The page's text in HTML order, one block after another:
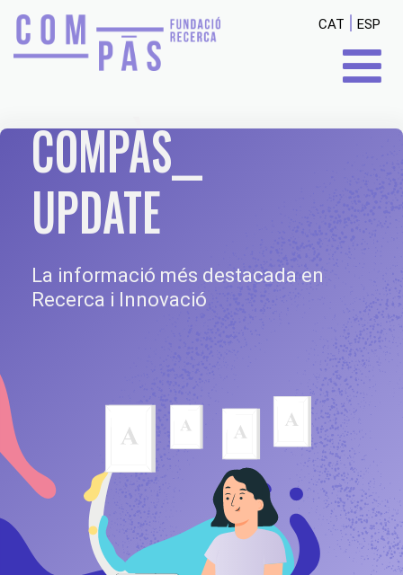
CAT ESP
COMPÀS__
UPDATE
La informació més destacada en
Recerca i Innovació